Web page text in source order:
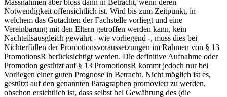
Notwendigkeit offensichtlich ist. Wird bis zum Zeitpunkt, in
welchem das Gutachten der Fachstelle vorliegt und eine
Vereinbarung mit den Eltern getroffen werden kann, kein
Nachteilsausgleich gewährt - wie vorliegend -, muss dies bei
Nichterfüllen der Promotionsvoraussetzungen im Rahmen von § 13
PromotionsR berücksichtigt werden. Die definitive Aufnahme oder
Promotion gestützt auf § 13 PromotionsR kommt jedoch nur bei
Vorliegen einer guten Prognose in Betracht. Nicht möglich ist es,
gestützt auf den genannten Paragraphen promoviert zu werden,
obschon ersichtlich ist, dass selbst bei Gewährung des (die